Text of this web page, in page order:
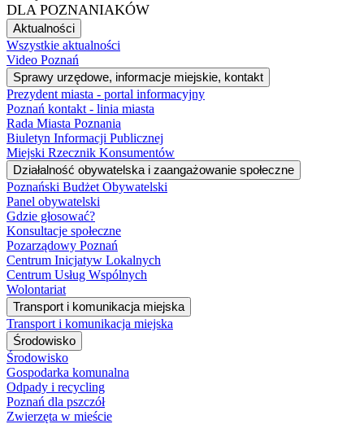
DLA POZNANIAKÓW
Aktualności
Wszystkie aktualności
Video Poznań
Sprawy urzędowe, informacje miejskie, kontakt
Prezydent miasta - portal informacyjny
Poznań kontakt - linia miasta
Rada Miasta Poznania
Biuletyn Informacji Publicznej
Miejski Rzecznik Konsumentów
Działalność obywatelska i zaangażowanie społeczne
Poznański Budżet Obywatelski
Panel obywatelski
Gdzie głosować?
Konsultacje społeczne
Pozarządowy Poznań
Centrum Inicjatyw Lokalnych
Centrum Usług Wspólnych
Wolontariat
Transport i komunikacja miejska
Transport i komunikacja miejska
Środowisko
Środowisko
Gospodarka komunalna
Odpady i recycling
Poznań dla pszczół
Zwierzęta w mieście